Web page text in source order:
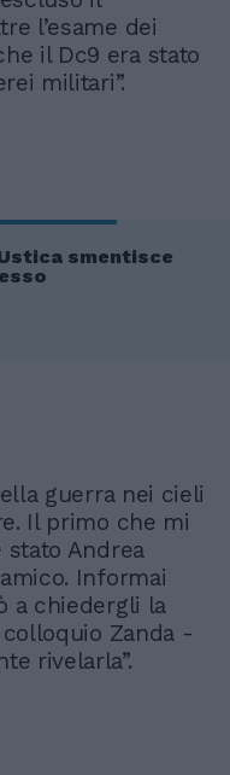
l’esame dei
il Dc9 era stato
militari”.
smentisce
guerra nei cieli
Il primo che mi
stato Andrea
Informai
a chiedergli la
Zanda -
rivelarla”.